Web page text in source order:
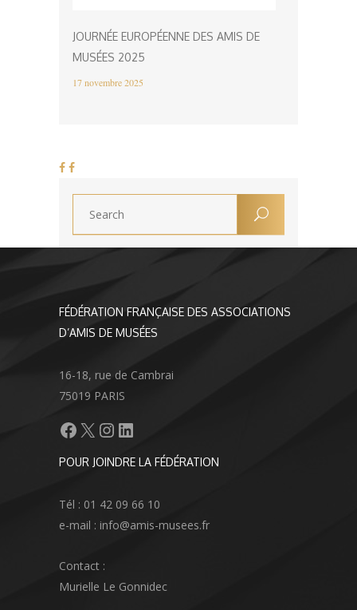
JOURNÉE EUROPÉENNE DES AMIS DE
MUSÉES 2025
17 novembre 2025
FÉDÉRATION FRANÇAISE DES ASSOCIATIONS
D’AMIS DE MUSÉES
16-18, rue de Cambrai
75019 PARIS
Facebook
X Instagram
LinkedIn
POUR JOINDRE LA FÉDÉRATION
Tél : 01 42 09 66 10
e-mail : info@amis-musees.fr
Contact :
Murielle Le Gonnidec